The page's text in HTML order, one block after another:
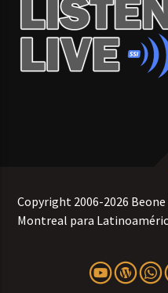
Copyright 2006-2026
Montreal para